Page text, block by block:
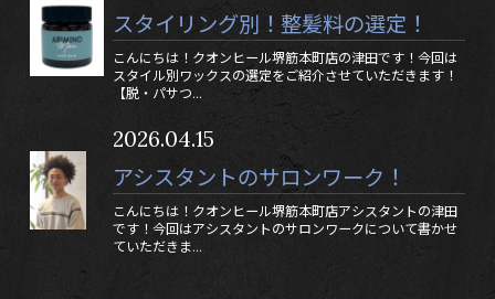
スタイリング別！整髪料の選定！
こんにちは！クオンヒール堺筋本町店の津田です！今回は
スタイル別ワックスの選定をご紹介させていただきます！
【脱・パサつ...
2026.04.15
アシスタントのサロンワーク！
こんにちは！クオンヒール堺筋本町店アシスタントの津田
です！今回はアシスタントのサロンワークについて書かせ
ていただきま...